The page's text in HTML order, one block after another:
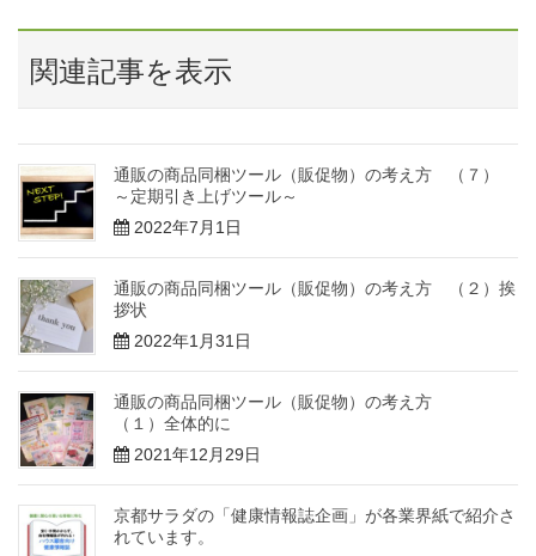
関連記事を表示
通販の商品同梱ツール（販促物）の考え方 （７）
～定期引き上げツール～
2022年7月1日
通販の商品同梱ツール（販促物）の考え方 （２）挨
拶状
2022年1月31日
通販の商品同梱ツール（販促物）の考え方
（１）全体的に
2021年12月29日
京都サラダの「健康情報誌企画」が各業界紙で紹介さ
れています。